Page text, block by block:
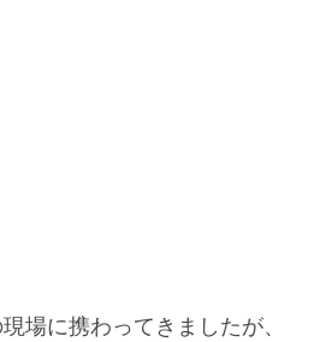
場に携わってきましたが、